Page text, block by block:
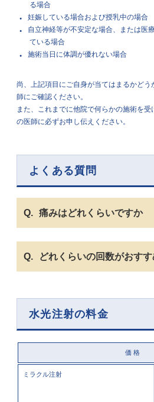
る場合
妊娠している場合および授乳中の場合
自立神経等が不安定な場合、または医
ている場合
施術当日に体調が優れない場合
尚、上記項目にご自身が当てはまるかど
師にご確認ください。
また、これまでに他院で何らかの施術を
の医師に必ずお申し伝えください。
よくある質問
痛みはどれくらいですか
どれくらいの回数がおす
水光注射の料金
価 格
ミラクル注射